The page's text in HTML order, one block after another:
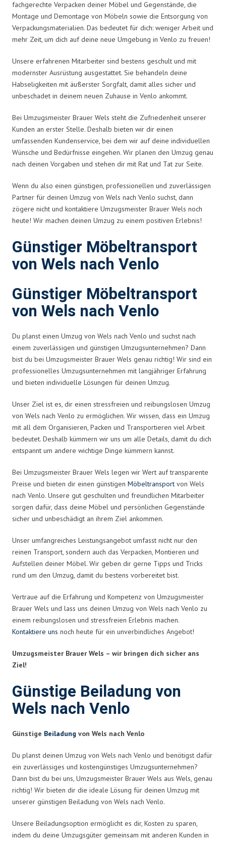
fachgerechte Verpacken deiner Möbel und Gegenstände, die
Montage und Demontage von Möbeln sowie die Entsorgung von
Verpackungsmaterialien. Das bedeutet für dich: weniger Arbeit und
mehr Zeit, um dich auf deine neue Umgebung in Venlo zu freuen!
Unsere erfahrenen Mitarbeiter sind bestens geschult und mit
modernster Ausrüstung ausgestattet. Sie behandeln deine
Habseligkeiten mit äußerster Sorgfalt, damit alles sicher und
unbeschadet in deinem neuen Zuhause in Venlo ankommt.
Bei Umzugsmeister Brauer Wels steht die Zufriedenheit unserer
Kunden an erster Stelle. Deshalb bieten wir dir einen
umfassenden Kundenservice, bei dem wir auf deine individuellen
Wünsche und Bedürfnisse eingehen. Wir planen den Umzug genau
nach deinen Vorgaben und stehen dir mit Rat und Tat zur Seite.
Wenn du also einen günstigen, professionellen und zuverlässigen
Partner für deinen Umzug von Wels nach Venlo suchst, dann
zögere nicht und kontaktiere Umzugsmeister Brauer Wels noch
heute! Wir machen deinen Umzug zu einem positiven Erlebnis!
Günstiger Möbeltransport
von Wels nach Venlo
Günstiger Möbeltransport
von Wels nach Venlo
Du planst einen Umzug von Wels nach Venlo und suchst nach
einem zuverlässigen und günstigen Umzugsunternehmen? Dann
bist du bei Umzugsmeister Brauer Wels genau richtig! Wir sind ein
professionelles Umzugsunternehmen mit langjähriger Erfahrung
und bieten individuelle Lösungen für deinen Umzug.
Unser Ziel ist es, dir einen stressfreien und reibungslosen Umzug
von Wels nach Venlo zu ermöglichen. Wir wissen, dass ein Umzug
mit all dem Organisieren, Packen und Transportieren viel Arbeit
bedeutet. Deshalb kümmern wir uns um alle Details, damit du dich
entspannt um andere wichtige Dinge kümmern kannst.
Bei Umzugsmeister Brauer Wels legen wir Wert auf transparente
Preise und bieten dir einen günstigen Möbeltransport von Wels
nach Venlo. Unsere gut geschulten und freundlichen Mitarbeiter
sorgen dafür, dass deine Möbel und persönlichen Gegenstände
sicher und unbeschädigt an ihrem Ziel ankommen.
Unser umfangreiches Leistungsangebot umfasst nicht nur den
reinen Transport, sondern auch das Verpacken, Montieren und
Aufstellen deiner Möbel. Wir geben dir gerne Tipps und Tricks
rund um den Umzug, damit du bestens vorbereitet bist.
Vertraue auf die Erfahrung und Kompetenz von Umzugsmeister
Brauer Wels und lass uns deinen Umzug von Wels nach Venlo zu
einem reibungslosen und stressfreien Erlebnis machen.
Kontaktiere uns noch heute für ein unverbindliches Angebot!
Umzugsmeister Brauer Wels – wir bringen dich sicher ans
Ziel!
Günstige Beiladung von
Wels nach Venlo
Günstige Beiladung von Wels nach Venlo
Du planst deinen Umzug von Wels nach Venlo und benötigst dafür
ein zuverlässiges und kostengünstiges Umzugsunternehmen?
Dann bist du bei uns, Umzugsmeister Brauer Wels aus Wels, genau
richtig! Wir bieten dir die ideale Lösung für deinen Umzug mit
unserer günstigen Beiladung von Wels nach Venlo.
Unsere Beiladungsoption ermöglicht es dir, Kosten zu sparen,
indem du deine Umzugsgüter gemeinsam mit anderen Kunden in